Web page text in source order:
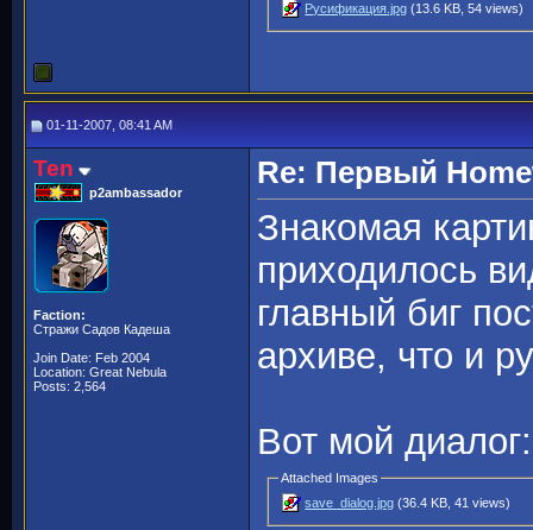
Русификация.jpg (13.6 KB, 54 views)
01-11-2007, 08:41 AM
Ten
p2ambassador
Faction:
Стражи Садов Кадеша
Join Date: Feb 2004
Location: Great Nebula
Posts: 2,564
Re: Первый
Знакомая
приходилось
главный биг
архиве, что и
Вот мой диалог:
Attached Images
save_dialog.jpg (36.4 KB, 41 views)